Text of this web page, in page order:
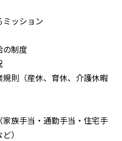
ッション
の制度
則（産休、育休、介護休暇
族手当・通勤手当・住宅手
）